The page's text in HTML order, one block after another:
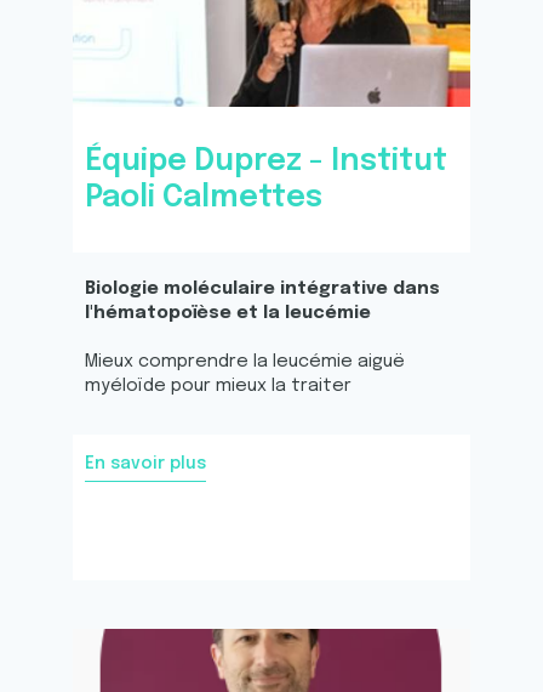
Équipe Duprez - Institut
Paoli Calmettes
Biologie moléculaire intégrative dans
l'hématopoïèse et la leucémie
Mieux comprendre la leucémie aiguë
myéloïde pour mieux la traiter
En savoir plus